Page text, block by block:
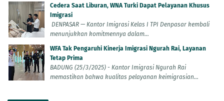
Cedera Saat Liburan, WNA Turki Dapat Pelayanan Khusus
Imigrasi
DENPASAR — Kantor Imigrasi Kelas I TPI Denpasar kembali
menunjukkan komitmennya dalam...
WFA Tak Pengaruhi Kinerja Imigrasi Ngurah Rai, Layanan
Tetap Prima
BADUNG (25/3/2025) - Kantor Imigrasi Ngurah Rai
memastikan bahwa kualitas pelayanan keimigrasian...